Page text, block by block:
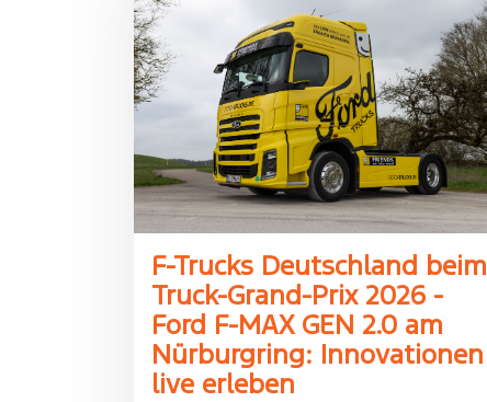
F-Trucks Deutschland beim
Truck-Grand-Prix 2026 -
Ford F-MAX GEN 2.0 am
Nürburgring: Innovationen
live erleben